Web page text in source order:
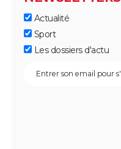
Actualité
Sport
Les dossiers d'actu